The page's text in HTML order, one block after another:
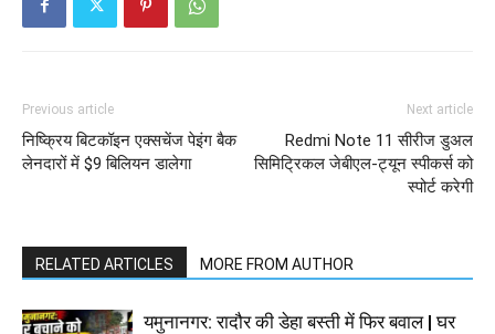
Previous article
निष्क्रिय बिटकॉइन एक्सचेंज पेइंग बैक
लेनदारों में $9 बिलियन डालेगा
Next article
Redmi Note 11 सीरीज डुअल
सिमिट्रिकल जेबीएल-ट्यून स्पीकर्स को
स्पोर्ट करेगी
RELATED ARTICLES MORE FROM AUTHOR
यमुनानगर: रादौर की डेहा बस्ती में फिर बवाल | घर